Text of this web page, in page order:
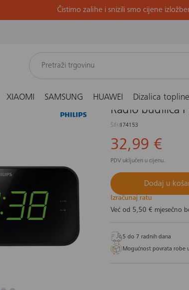
Čistimo zalihe i snizili smo cijene
XIAOMI SAMSUNG HUAWEI Dizalica topline
Radio budilica
Šifra174153
32,99 €
PDV uključen u cijenu.
Dodaj u
Izračunaj ratu
Već od 5,50 € mjesečno
5 do 7 radnih dana
Mogućnost povrata robe